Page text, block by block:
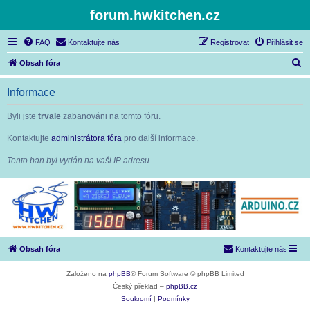
forum.hwkitchen.cz
FAQ Kontaktujte nás Přihlásit se
Registrovat
Obsah fóra
l
Informace
Byli jste trvale zabanováni na tomto fóru.
Kontaktujte administrátora fóra pro další informace.
Tento ban byl vydán na vaši IP adresu.
Obsah fóra Kontaktujte nás
Založeno na phpBB® Forum Software © phpBB Limited
Český překlad – phpBB.cz
Soukromí
Podmínky